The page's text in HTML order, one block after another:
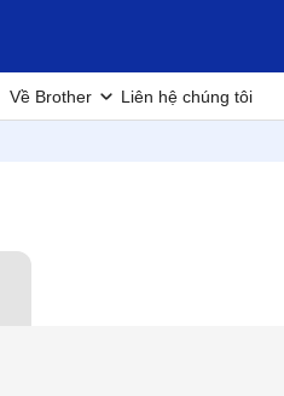
Về Brother Liên hệ chúng tôi